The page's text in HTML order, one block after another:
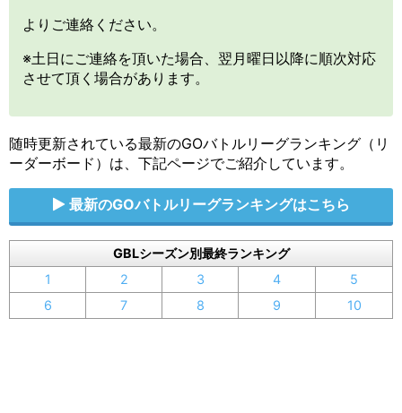
よりご連絡ください。
※土日にご連絡を頂いた場合、翌月曜日以降に順次対応
させて頂く場合があります。
随時更新されている最新のGOバトルリーグランキング（リ
ーダーボード）は、下記ページでご紹介しています。
最新のGOバトルリーグランキングはこちら
GBLシーズン別最終ランキング
1
2 3 4
5
6
7 8 9 10